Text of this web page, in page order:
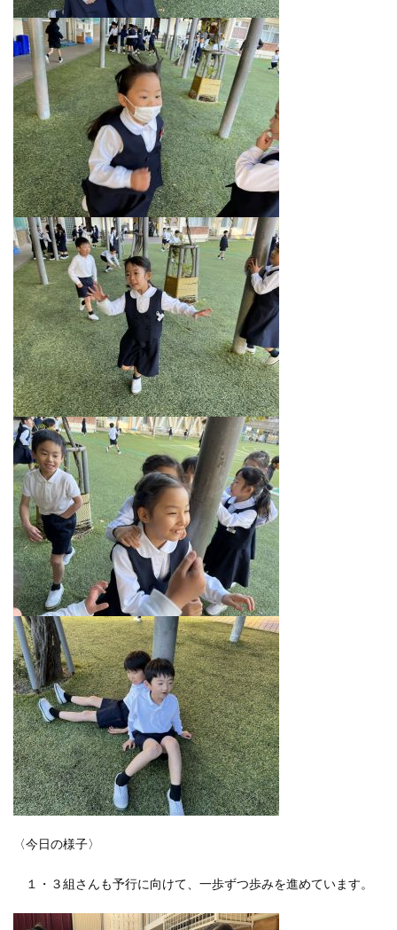
〈今日の様子〉
１・３組さんも予行に向けて、一歩ずつ歩みを進めています。